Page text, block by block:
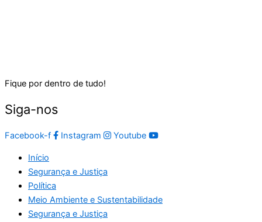
Fique por dentro de tudo!
Siga-nos
Facebook-f Instagram Youtube
Início
Segurança e Justiça
Política
Meio Ambiente e Sustentabilidade
Segurança e Justiça